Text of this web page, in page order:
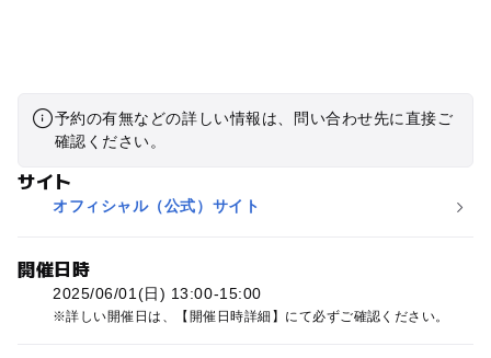
予約の有無などの詳しい情報は、問い合わせ先に直接ご
確認ください。
サイト
オフィシャル（公式）サイト
開催日時
2025/06/01(日) 13:00-15:00
詳しい開催日は、【開催日時詳細】にて必ずご確認ください。